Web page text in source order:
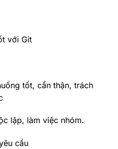
với Git
tốt, cẩn thận, trách
lập, làm việc nhóm.
cầu